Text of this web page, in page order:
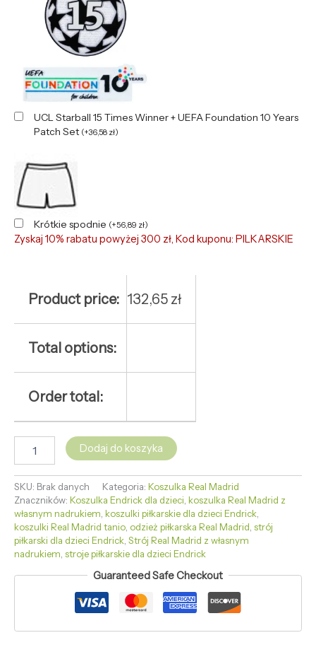
UCL Starball 15 Times Winner + UEFA Foundation 10 Years
Patch Set (+36,58 zł)
Krótkie spodnie (+56,89 zł)
Zyskaj 10% rabatu powyżej 300 zł, Kod kuponu: PILKARSKIE
Product price: 132,65 zł
Total options:
Order total:
Dodaj do koszyka
SKU: Brak danych Kategoria: Koszulka Real Madrid
Znaczników: Koszulka Endrick dla dzieci, koszulka Real Madrid z
własnym nadrukiem, koszulki piłkarskie dla dzieci Endrick,
koszulki Real Madrid tanio, odzież piłkarska Real Madrid, strój
piłkarski dla dzieci Endrick, Strój Real Madrid z własnym
nadrukiem, stroje piłkarskie dla dzieci Endrick
Guaranteed Safe Checkout